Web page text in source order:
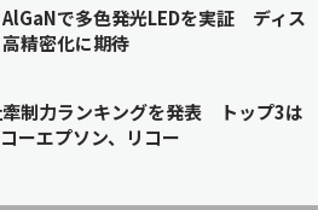
で多色発光LEDを実証 ディス
精密化に期待
制力ランキングを発表 トップ3は
ーエプソン、リコー